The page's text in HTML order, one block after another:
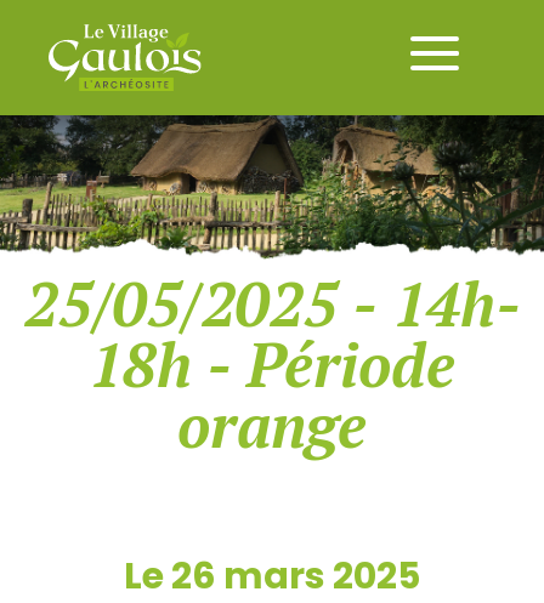
25/05/2025 - 14h-
18h - Période
orange
Le 26 mars 2025